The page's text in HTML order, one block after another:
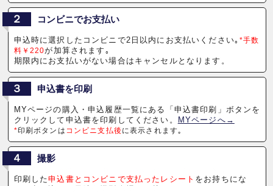
２ コンビニでお支払い
申込時に選択したコンビニで2日以内にお支払いください｡ *手数
料￥220が加算されます｡
期限内にお支払いがない場合はキャンセルとなります。
３ 申込書を印刷
MYページの購入・申込履歴一覧にある「申込書印刷」ボタンを
クリックして申込書を印刷してください。
MYページへ→
*印刷ボタンは コンビニ支払後 に表示されます｡
４ 撮影
印刷した申込書とコンビニで支払ったレシート をお持ちにな